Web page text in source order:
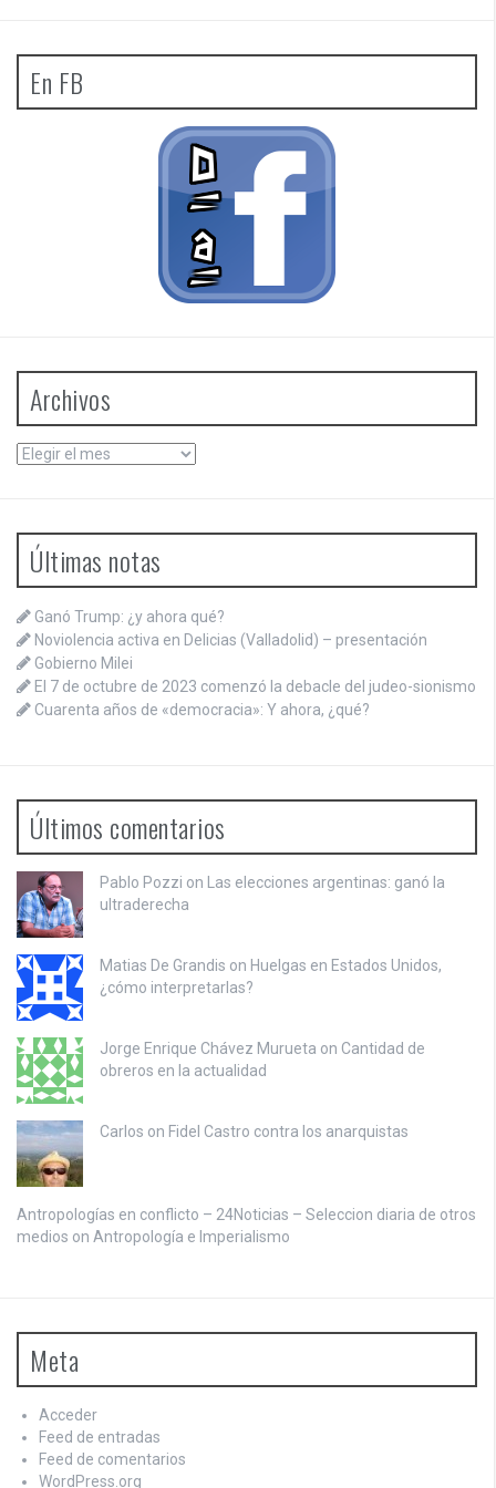
En FB
Archivos
Archivos
Últimas notas
Ganó Trump: ¿y ahora qué?
Noviolencia activa en Delicias (Valladolid) – presentación
Gobierno Milei
El 7 de octubre de 2023 comenzó la debacle del judeo-sionismo
Cuarenta años de «democracia»: Y ahora, ¿qué?
Últimos comentarios
Pablo Pozzi on
Las elecciones argentinas: ganó la
ultraderecha
Matias De Grandis on Huelgas en Estados Unidos,
¿cómo interpretarlas?
Jorge Enrique Chávez Murueta on Cantidad de
obreros en la actualidad
Carlos on Fidel Castro contra los anarquistas
Antropologías en conflicto – 24Noticias – Seleccion diaria de otros
medios on Antropología e Imperialismo
Meta
Acceder
Feed de entradas
Feed de comentarios
WordPress.org